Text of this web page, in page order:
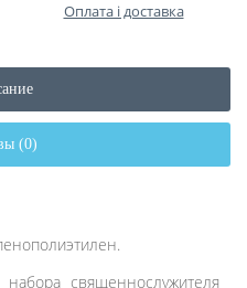
Оплата і доставка
(0)
набора священнослужителя